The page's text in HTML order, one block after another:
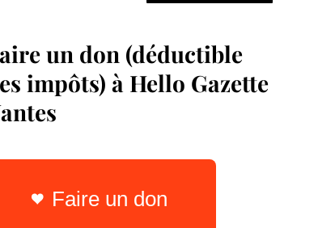
un don (déductible
impôts) à Hello Gazette
Faire un don